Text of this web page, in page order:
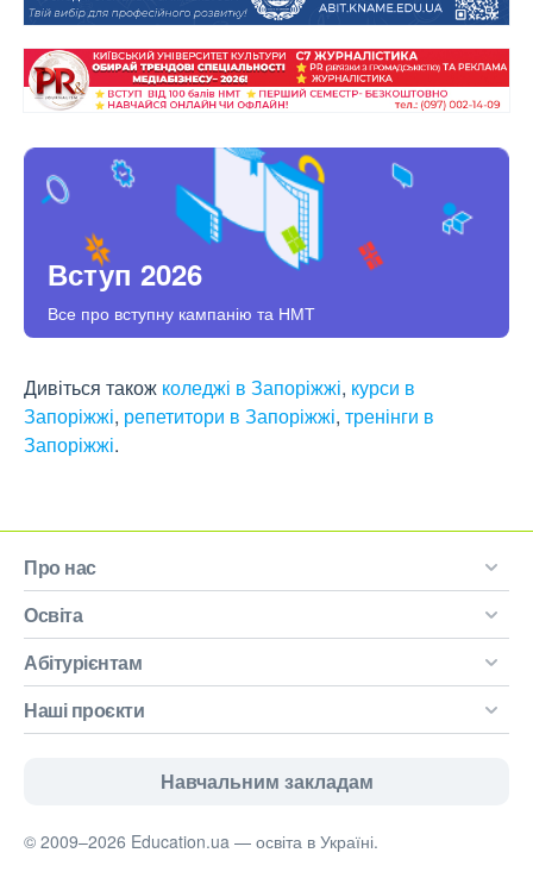
Вступ 2026
Все про вступну кампанію та НМТ
Дивіться також коледжі в Запоріжжі, курси в
Запоріжжі, репетитори в Запоріжжі, тренінги в
Запоріжжі.
Про нас
Освіта
Абітурієнтам
Наші проєкти
Навчальним закладам
© 2009–2026 Education.ua — освіта в Україні.